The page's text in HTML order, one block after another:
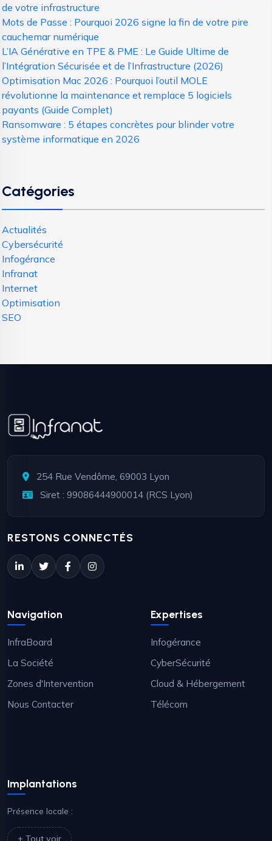
de votre infrastructure
Mots de Passe : Pourquoi 2026 signe la fin de votre pire
cauchemar numérique
L’IA Générative en TPE & PME : Le Guide Ultime de
l’Intégration Sécurisée et de l’Infrastructure (2026)
Optimisation Mac 2026 : Pourquoi l’outil MOLE
révolutionne la maintenance et remplace 5 logiciels
payants (Guide Complet)
Ransomware : 5 étapes concrètes pour blinder votre
système informatique en 2026
Catégories
Actualités
Cybersécurité
Infogérance
Infranat
Internet
Optimisation
SEO
254 Rue Vendôme, 69003 Lyon
Siret : 99086444900014 (RCS Lyon)
RESTONS CONNECTÉS
Navigation
InfraBoard
La Société
Zones d'Intervention
Nous Contacter
Expertises
Infogérance
CyberSécurité
Cloud & Hébergement
Télécom
Implantations
Présence locale :
+ Tout voir